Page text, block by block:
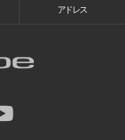
アドレス